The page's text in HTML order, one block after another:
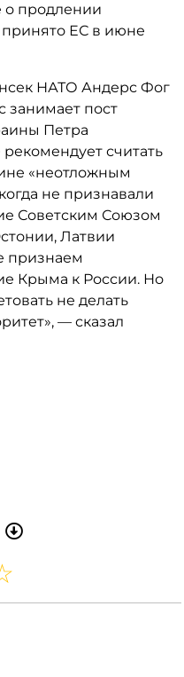
продлении
ЕС в июне
НАТО Андерс Фог
занимает пост
Петра
считать
«неотложным
не признавали
Советским Союзом
Латвии
признаем
Крыма к России. Но
не делать
— сказал